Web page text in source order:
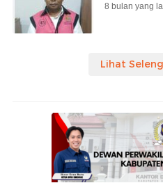
8 bulan yang
Lihat